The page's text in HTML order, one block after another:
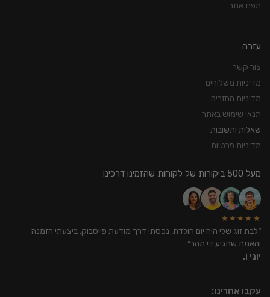
מפת אתר
עזרה
צור קשר
מדיניות משלוחים
מדיניות החזרים
תנאי שימוש באתר
שאלות ותשובות
מדיניות פרטיות
מעל 500 ביקורות של לקוחות שהזמינו דרכינו
★★★★★
״לבת זוג שלי היה יום הולדת, נכסתי דרך מודעת פייסבוק, ביצעתי הזמנה
והאמת שהגיע די מהר״
יוני ו.
עקבו אחרינו: